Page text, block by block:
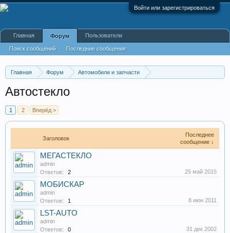
Войти или зарегистрироваться
Главная Форум
Автомобили и запчасти
Автостекло
1 2 Вперёд >
Заголовок
Последнее
сообщение ↓
МЕГАСТЕКЛО
admin
Ответов:
2 25 май 2015
МОБИСКАР
admin
Ответов:
1 8 июн 2011
LST-AUTO
admin
Ответов:
0 31 дек 2002
Главная Форум
Поиск сообщений Последние сообщения
Пользователи